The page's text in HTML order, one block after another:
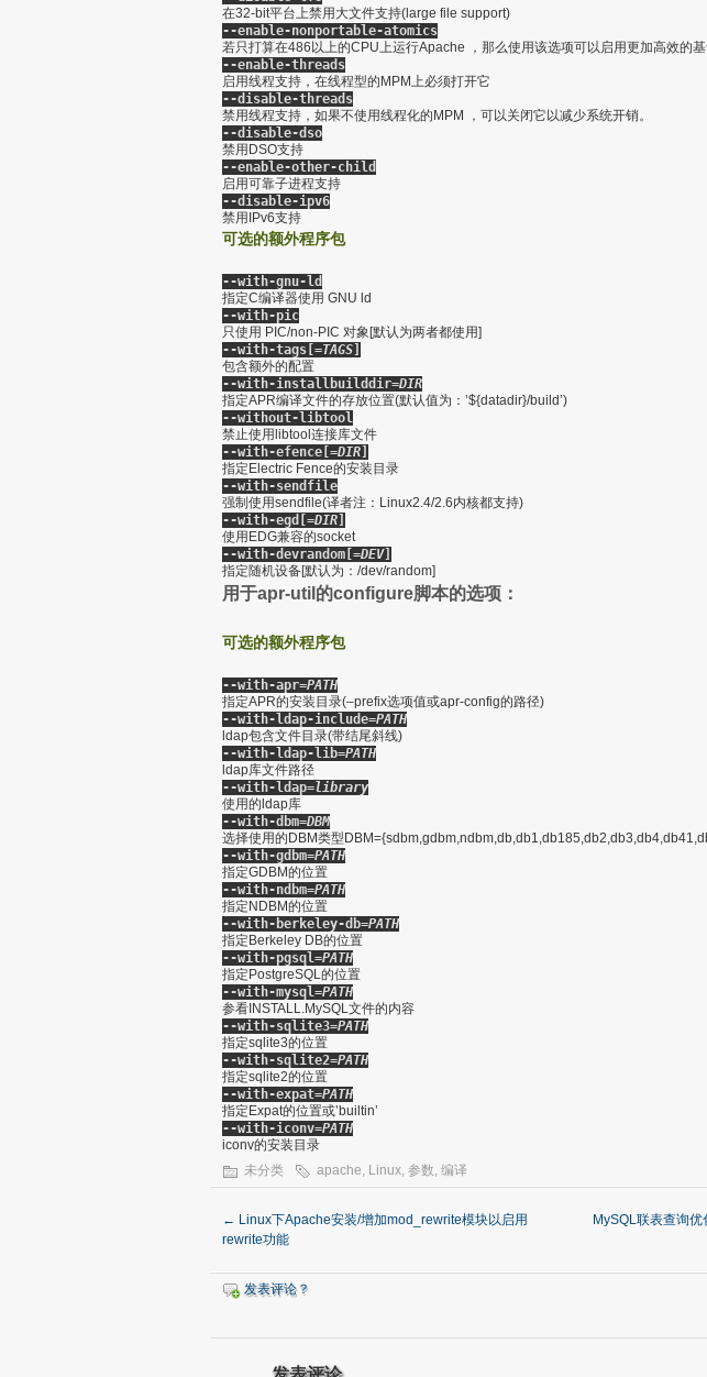
在32-bit平台上禁用大文件支持(large file support)
--enable-nonportable-atomics
若只打算在486以上的CPU上运行Apache ，那么使用该选项可以启用更加高效的基
--enable-threads
启用线程支持，在线程型的MPM上必须打开它
--disable-threads
禁用线程支持，如果不使用线程化的MPM ，可以关闭它以减少系统开销。
--disable-dso
禁用DSO支持
--enable-other-child
启用可靠子进程支持
--disable-ipv6
禁用IPv6支持
可选的额外程序包
--with-gnu-ld
指定C编译器使用 GNU ld
--with-pic
只使用 PIC/non-PIC 对象[默认为两者都使用]
--with-tags[=TAGS
包含额外的配置
--with-installbuilddir=DIR
指定APR编译文件的存放位置(默认值为：’${datadir}/build’)
--without-libtool
禁止使用libtool连接库文件
--with-efence[=DIR
指定Electric Fence的安装目录
--with-sendfile
强制使用sendfile(译者注：Linux2.4/2.6内核都支持)
--with-egd[=DIR
使用EDG兼容的socket
--with-devrandom[=DEV]
指定随机设备[默认为：/dev/random]
用于apr-util的configure脚本的选项：
可选的额外程序包
--with-apr=PATH
指定APR的安装目录(–prefix选项值或apr-config的路径)
--with-ldap-include=PATH
ldap包含文件目录(带结尾斜线)
--with-ldap-lib=PATH
ldap库文件路径
--with-ldap=library
使用的ldap库
--with-dbm=DBM
选择使用的DBM类型
--with-gdbm=PATH
指定GDBM的位置
--with-ndbm=PATH
指定NDBM的位置
--with-berkeley-db=PATH
指定Berkeley DB的位置
--with-pgsql=PATH
指定PostgreSQL的位置
--with-mysql=PATH
参看INSTALL.MySQL文件的内容
--with-sqlite3=PATH
指定sqlite3的位置
--with-sqlite2=PATH
指定sqlite2的位置
--with-expat=PATH
指定Expat的位置或’builtin’
--with-iconv=PATH
iconv的安装目录
未分类
apache, Linux, 参数, 编译
← Linux下Apache安装/增加mod_rewrite模块以启用
rewrite功能
MySQL联表查询优
发表评论？